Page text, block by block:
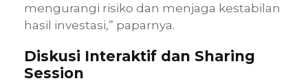
mengurangi risiko dan menjaga kestabilan
hasil investasi,” paparnya.
Diskusi Interaktif dan Sharing
Session